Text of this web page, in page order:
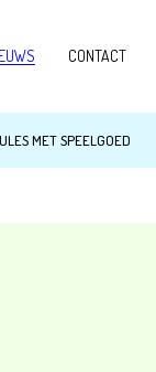
CONTACT
MET SPEELGOED